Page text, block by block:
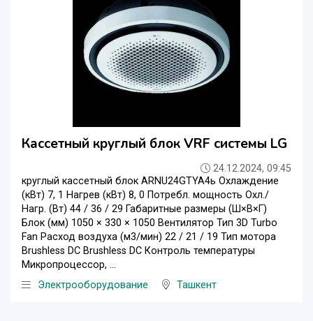
Кассетный круглый блок VRF системы LG
24.12.2024, 09:45
круглый кассетный блок ARNU24GTYA4ь Охлаждение
(кВт) 7, 1 Нагрев (кВт) 8, 0 Потребл. мощность Охл./
Нагр. (Вт) 44 / 36 / 29 Габаритные размеры (Ш×В×Г)
Блок (мм) 1050 × 330 × 1050 Вентилятор Тип 3D Turbo
Fan Расход воздуха (м3/мин) 22 / 21 / 19 Тип мотора
Brushless DC Brushless DC Контроль температуры
Микропроцессор, ...
Электрооборудование
Ташкент